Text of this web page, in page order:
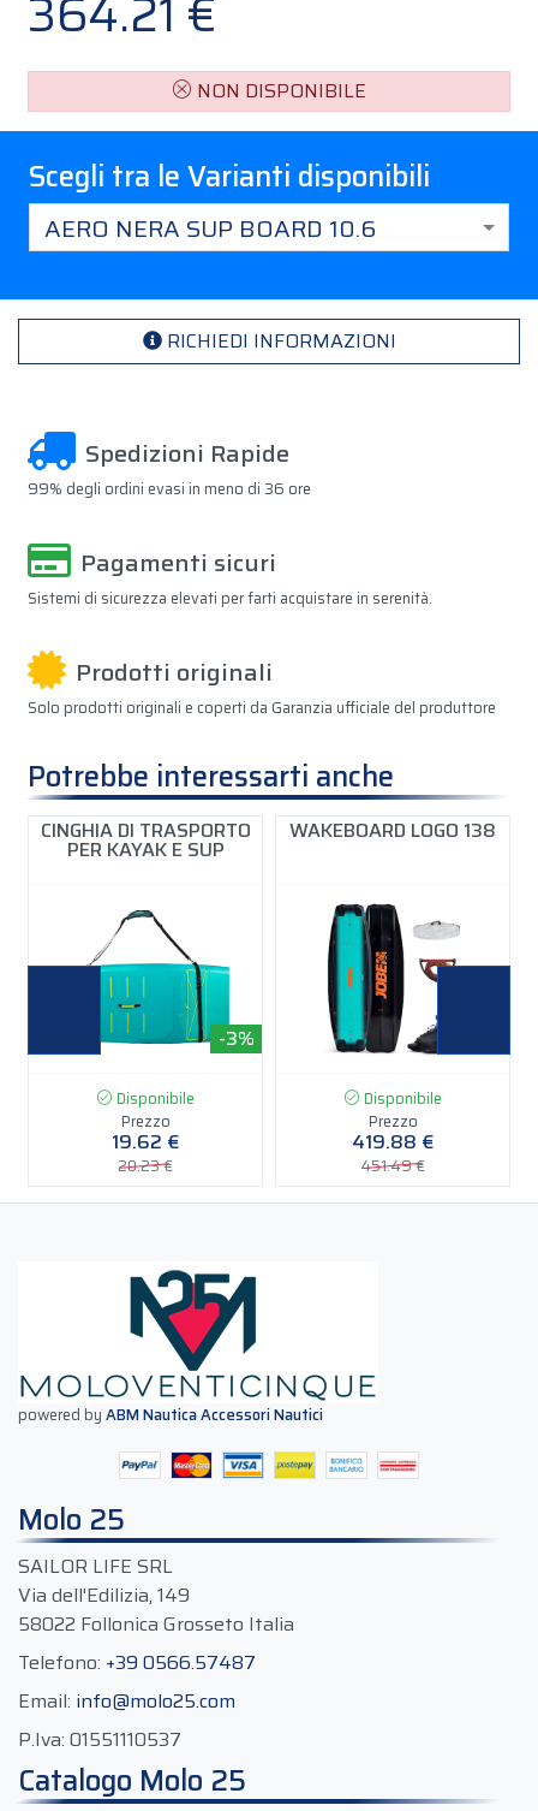
364.21 €
NON DISPONIBILE
Scegli tra le Varianti disponibili
AERO NERA SUP BOARD 10.6
RICHIEDI INFORMAZIONI
Spedizioni Rapide
99% degli ordini evasi in meno di 36 ore
Pagamenti sicuri
Sistemi di sicurezza elevati per farti acquistare in serenità.
Prodotti originali
Solo prodotti originali e coperti da Garanzia ufficiale del produttore
Potrebbe interessarti anche
CINGHIA DI TRASPORTO
PER KAYAK E SUP
-3%
Disponibile
Prezzo
19.62 €
20.23 €
WAKEBOARD LOGO 138
Disponibile
Prezzo
419.88 €
451.49 €
powered byABM Nautica Accessori Nautici
Molo 25
SAILOR LIFE SRL
Via dell'Edilizia, 149
58022 Follonica Grosseto Italia
Telefono: +39 0566.57487
Email: info@molo25.com
P.Iva: 01551110537
Catalogo Molo 25